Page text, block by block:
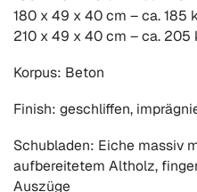
180 x 49 x 40 cm – ca. 185
210 x 49 x 40 cm – ca. 205
Korpus: Beton
Finish: geschliffen,
Schubladen: Eiche massiv
aufbereitetem Altholz,
Auszüge